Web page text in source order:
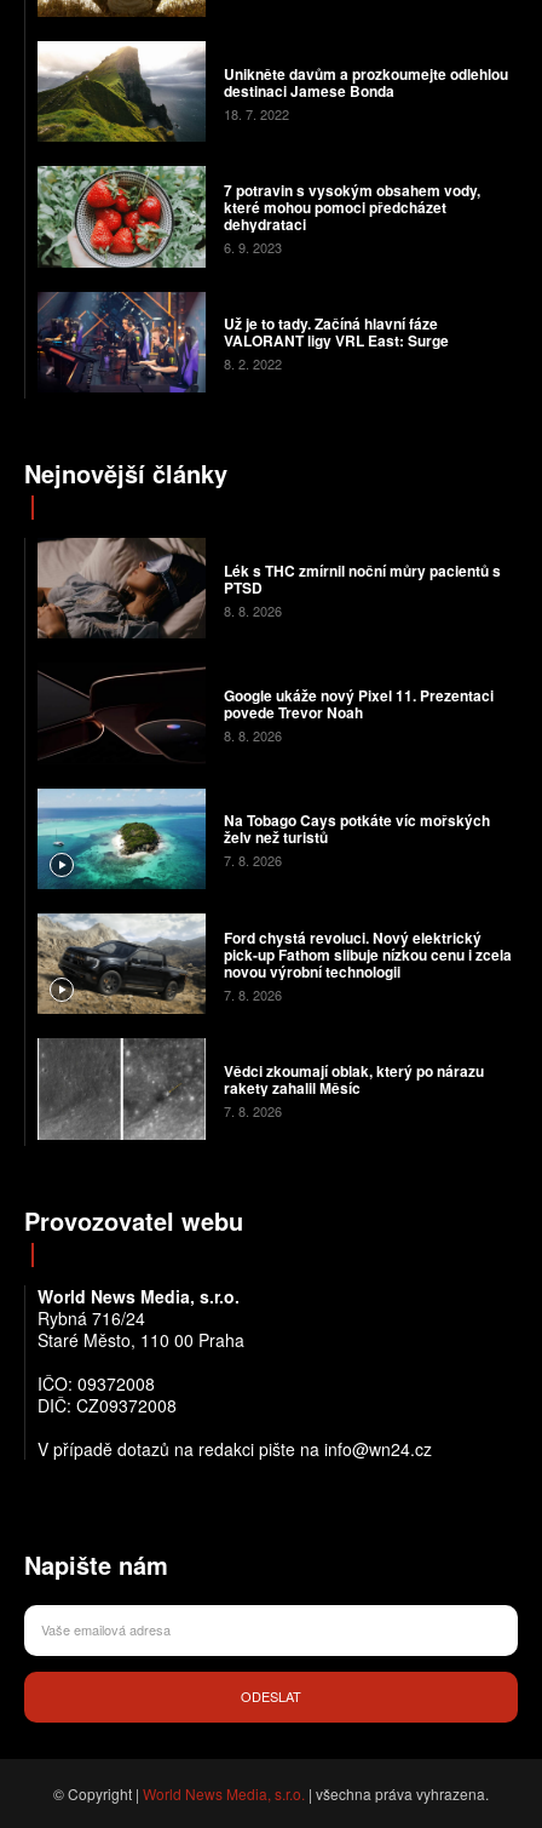
Unikněte davům a ​​prozkoumejte odlehlou
destinaci Jamese Bonda
18. 7. 2022
7 potravin s vysokým obsahem vody,
které mohou pomoci předcházet
dehydrataci
6. 9. 2023
Už je to tady. Začíná hlavní fáze
VALORANT ligy VRL East: Surge
8. 2. 2022
Nejnovější články
Lék s THC zmírnil noční můry pacientů s
PTSD
8. 8. 2026
Google ukáže nový Pixel 11. Prezentaci
povede Trevor Noah
8. 8. 2026
Na Tobago Cays potkáte víc mořských
želv než turistů
7. 8. 2026
Ford chystá revoluci. Nový elektrický
pick-up Fathom slibuje nízkou cenu i zcela
novou výrobní technologii
7. 8. 2026
Vědci zkoumají oblak, který po nárazu
rakety zahalil Měsíc
7. 8. 2026
Provozovatel webu
World News Media, s.r.o.
Rybná 716/24
Staré Město, 110 00 Praha
IČO: 09372008
DIČ: CZ09372008
V případě dotazů na redakci pište na info@wn24.cz
Napište nám
ODESLAT
© Copyright | World News Media, s.r.o. | všechna práva vyhrazena.